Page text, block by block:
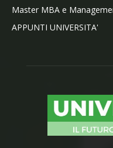
Master MBA e
APPUNTI UNIVERSITA'